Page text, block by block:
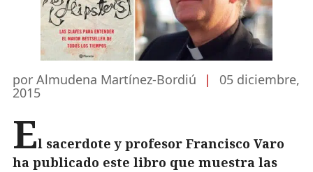
por Almudena Martínez-Bordiú | 05 diciembre,
2015
El sacerdote y profesor Francisco Varo
ha publicado este libro que muestra las